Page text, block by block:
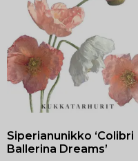
Siperianunikko ‘Colibri
Ballerina Dreams’